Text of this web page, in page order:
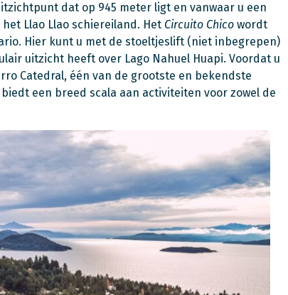
dat op 945 meter ligt en vanwaar u een
Llao Llao schiereiland. Het Circuito Chico wordt
Hier kunt u met de stoeltjeslift (niet inbegrepen)
uitzicht heeft over Lago Nahuel Huapi. Voordat u
Catedral, één van de grootste en bekendste
een breed scala aan activiteiten voor zowel de